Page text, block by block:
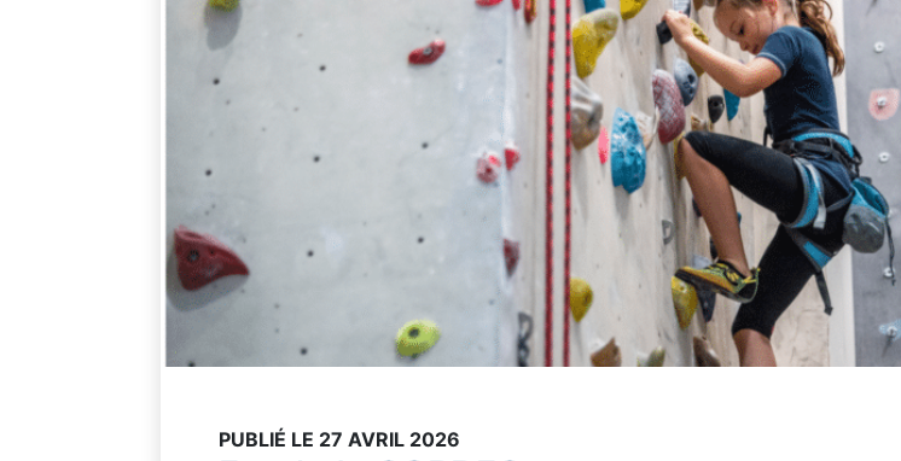
PUBLIÉ LE 27 AVRIL 2026